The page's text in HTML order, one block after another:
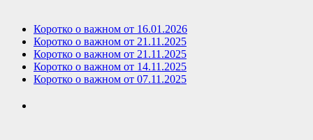
Коротко о важном от 16.01.2026
Коротко о важном от 21.11.2025
Коротко о важном от 21.11.2025
Коротко о важном от 14.11.2025
Коротко о важном от 07.11.2025